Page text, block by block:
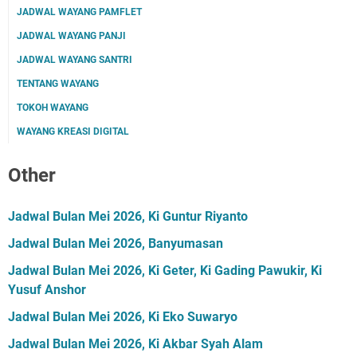
JADWAL WAYANG PAMFLET
JADWAL WAYANG PANJI
JADWAL WAYANG SANTRI
TENTANG WAYANG
TOKOH WAYANG
WAYANG KREASI DIGITAL
Other
Jadwal Bulan Mei 2026, Ki Guntur Riyanto
Jadwal Bulan Mei 2026, Banyumasan
Jadwal Bulan Mei 2026, Ki Geter, Ki Gading Pawukir, Ki
Yusuf Anshor
Jadwal Bulan Mei 2026, Ki Eko Suwaryo
Jadwal Bulan Mei 2026, Ki Akbar Syah Alam